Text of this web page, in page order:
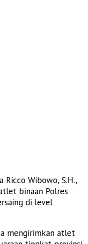
Ricco Wibowo, S.H.,
binaan Polres
di level
mengirimkan atlet